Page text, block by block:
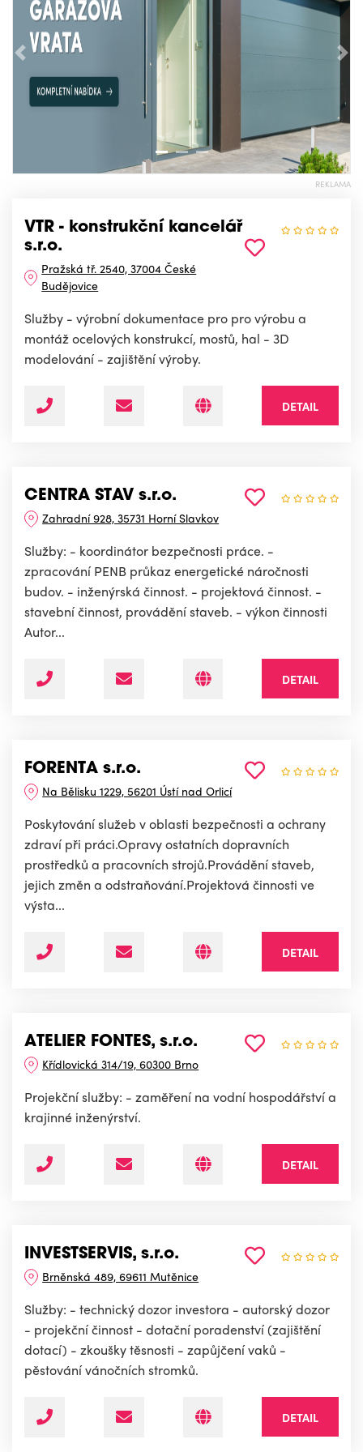
Předchozí
REKLAMA
VTR - konstrukční kancelář
s.r.o.
Pražská tř. 2540, 37004 České
Budějovice
Služby - výrobní dokumentace pro pro výrobu a
montáž ocelových konstrukcí, mostů, hal - 3D
modelování - zajištění výroby.
DETAIL
CENTRA STAV s.r.o.
Zahradní 928, 35731 Horní Slavkov
Služby: - koordinátor bezpečnosti práce. -
zpracování PENB průkaz energetické náročnosti
budov. - inženýrská činnost. - projektová činnost. -
stavební činnost, provádění staveb. - výkon činnosti
Autor...
DETAIL
FORENTA s.r.o.
Na Bělisku 1229, 56201 Ústí nad Orlicí
Poskytování služeb v oblasti bezpečnosti a ochrany
zdraví při práci.Opravy ostatních dopravních
prostředků a pracovních strojů.Provádění staveb,
jejich změn a odstraňování.Projektová činnosti ve
výsta...
DETAIL
ATELIER FONTES, s.r.o.
Křídlovická 314/19, 60300 Brno
Projekční služby: - zaměření na vodní hospodářství a
krajinné inženýrství.
DETAIL
INVESTSERVIS, s.r.o.
Brněnská 489, 69611 Mutěnice
Služby: - technický dozor investora - autorský dozor
- projekční činnost - dotační poradenství (zajištění
dotací) - zkoušky těsnosti - zapůjčení vaků -
pěstování vánočních stromků.
DETAIL